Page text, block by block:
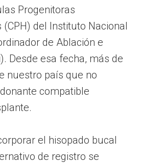
Progenitoras
del Instituto Nacional
de Ablación e
Desde esa fecha, más de
nuestro país que no
compatible
el hisopado bucal
de registro se